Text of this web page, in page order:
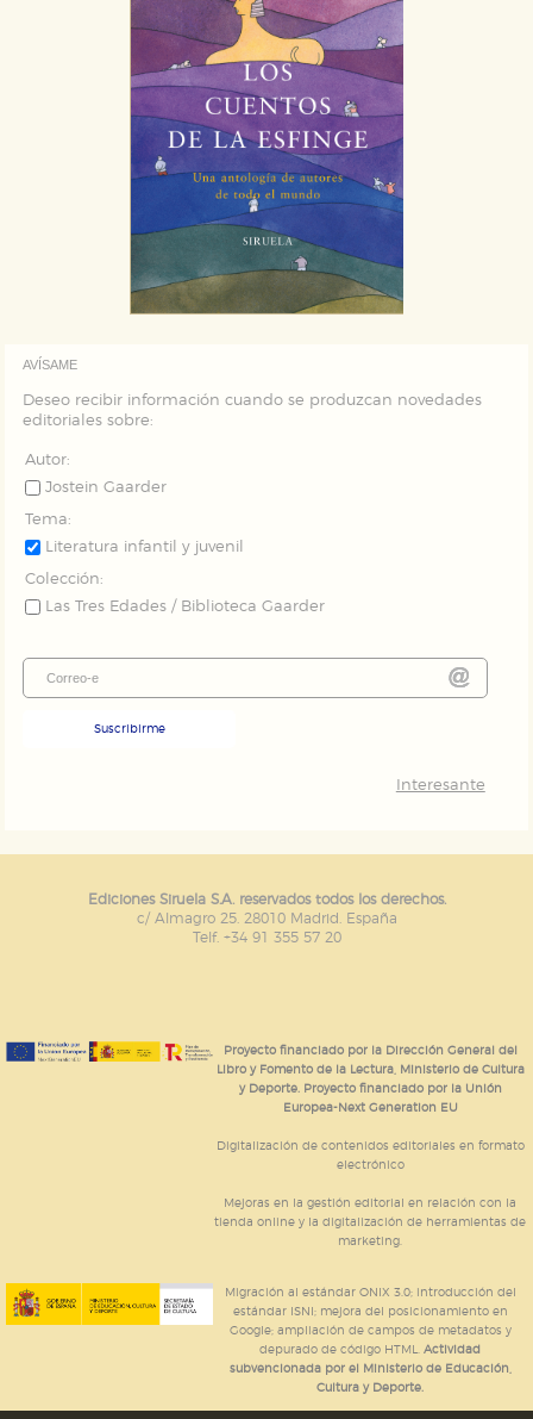
AVÍSAME
Deseo recibir información cuando se produzcan novedades
editoriales sobre:
Autor:
Jostein Gaarder
Tema:
Literatura infantil y juvenil
Colección:
Las Tres Edades / Biblioteca Gaarder
Suscribirme
Interesante
Ediciones Siruela S.A. reservados todos los derechos.
c/ Almagro 25. 28010 Madrid. España
Telf. +34 91 355 57 20
Proyecto financiado por la Dirección General del
Libro y Fomento de la Lectura, Ministerio de Cultura
y Deporte. Proyecto financiado por la Unión
Europea-Next Generation EU
Digitalización de contenidos editoriales en formato
electrónico
Mejoras en la gestión editorial en relación con la
tienda online y la digitalización de herramientas de
marketing.
Migración al estándar ONIX 3.0; introducción del
estándar ISNI; mejora del posicionamiento en
Google; ampliación de campos de metadatos y
depurado de código HTML.Actividad
subvencionada por el Ministerio de Educación,
Cultura y Deporte.